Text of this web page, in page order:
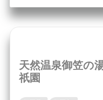
天然温泉御笠の
祇園